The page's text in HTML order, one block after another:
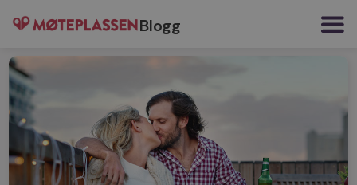
Blogg